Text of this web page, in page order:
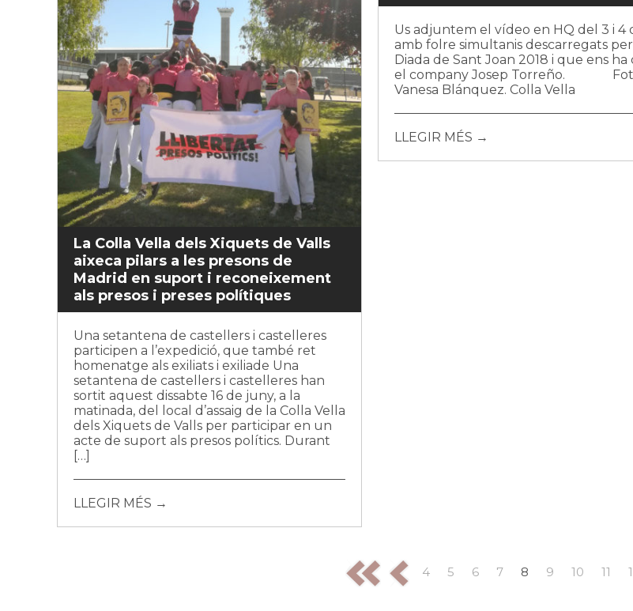
Us adjuntem el vídeo en HQ del 3 i 4
amb folre simultanis descarregats
Diada de Sant Joan 2018 i que ens ha
el company Josep Torreño.
Vanesa Blánquez. Colla Vella
LLEGIR MÉS →
La Colla Vella dels Xiquets de Valls
aixeca pilars a les presons de
Madrid en suport i reconeixement
als presos i preses polítiques
Una setantena de castellers i castelleres
participen a l’expedició, que també ret
homenatge als exiliats i exiliade Una
setantena de castellers i castelleres han
sortit aquest dissabte 16 de juny, a la
matinada, del local d’assaig de la Colla Vella
dels Xiquets de Valls per participar en un
acte de suport als presos polítics. Durant
[…]
LLEGIR MÉS →
4 5 6 7 8 9 10 11